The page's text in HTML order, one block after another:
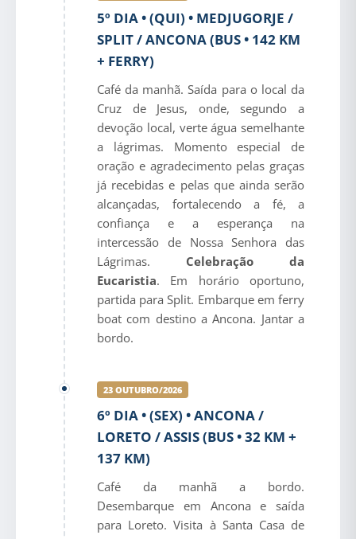
5º DIA • (QUI) • MEDJUGORJE /
SPLIT / ANCONA (BUS • 142 KM
+ FERRY)
Café da manhã. Saída para o local da
Cruz de Jesus, onde, segundo a
devoção local, verte água semelhante
a lágrimas. Momento especial de
oração e agradecimento pelas graças
já recebidas e pelas que ainda serão
alcançadas, fortalecendo a fé, a
confiança e a esperança na
intercessão de Nossa Senhora das
Lágrimas. Celebração da
Eucaristia. Em horário oportuno,
partida para Split. Embarque em ferry
boat com destino a Ancona. Jantar a
bordo.
23 OUTUBRO/2026
6º DIA • (SEX) • ANCONA /
LORETO / ASSIS (BUS • 32 KM +
137 KM)
Café da manhã a bordo.
Desembarque em Ancona e saída
para Loreto. Visita à Santa Casa de